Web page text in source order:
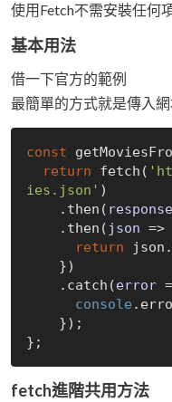
使用Fetch不需安裝任何
基本用法
借一下官方的範例
最簡單的方式就是傳入
const
return fetch(
ies.json' )
    .then(
response
    .then(
json =>
return
    .catch(
error
console
fetch進階共用方法